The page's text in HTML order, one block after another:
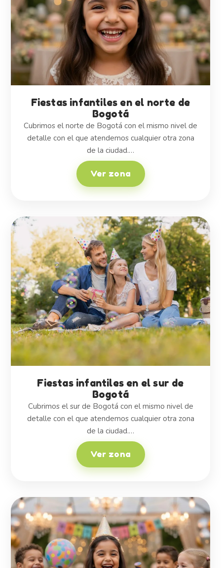
Fiestas infantiles en el norte de
Bogotá
Cubrimos el norte de Bogotá con el mismo nivel de
detalle con el que atendemos cualquier otra zona
de la ciudad.…
Ver zona
Fiestas infantiles en el sur de
Bogotá
Cubrimos el sur de Bogotá con el mismo nivel de
detalle con el que atendemos cualquier otra zona
de la ciudad.…
Ver zona